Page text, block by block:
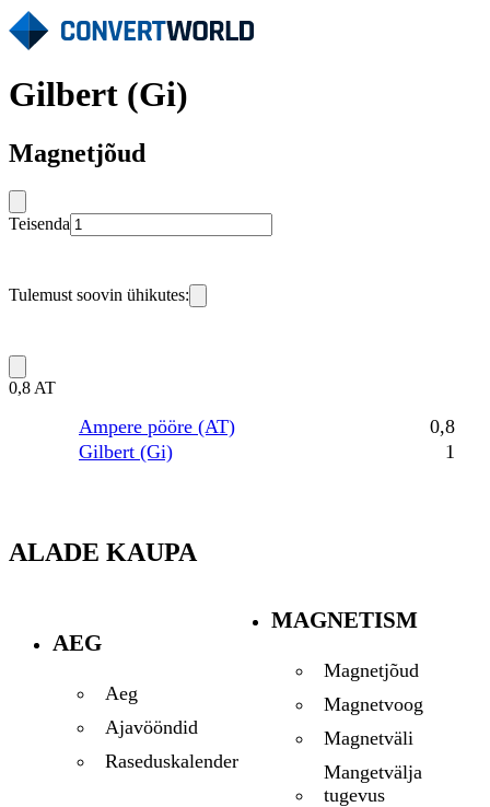
Gilbert (Gi)
Magnetjõud
Teisenda
Tulemust soovin ühikutes:
0,8 AT
Ampere pööre (AT)
0,8
Gilbert (Gi)
1
ALADE KAUPA
AEG
Aeg
Ajavööndid
Raseduskalender
MAGNETISM
Magnetjõud
Magnetvoog
Magnetväli
Mangetvälja
tugevus